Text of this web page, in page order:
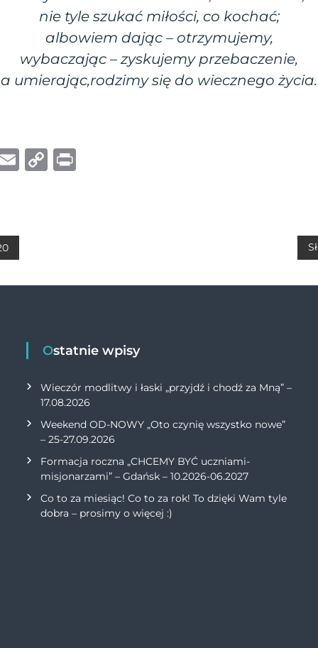
nie tyle szukać miłości, co kochać;
albowiem dając – otrzymujemy,
wybaczając – zyskujemy przebaczenie,
a umierając,rodzimy się do wiecznego życia.
E
C
Ostatnie wpisy
Wieczór modlitwy i łaski „przyjdź i chodź za Mną” –
17.08.2026
Weekend OD-NOWY „Oto czynię wszystko nowe”
– 25-27.09.2026
Formacja roczna „CHCEMY BYĆ uczniami-
misjonarzami” – Gdańsk – 10.2026-06.2027
Co to za miesiąc! Co to za rok! To dzięki Wam tyle
dobra – prosimy o więcej :)